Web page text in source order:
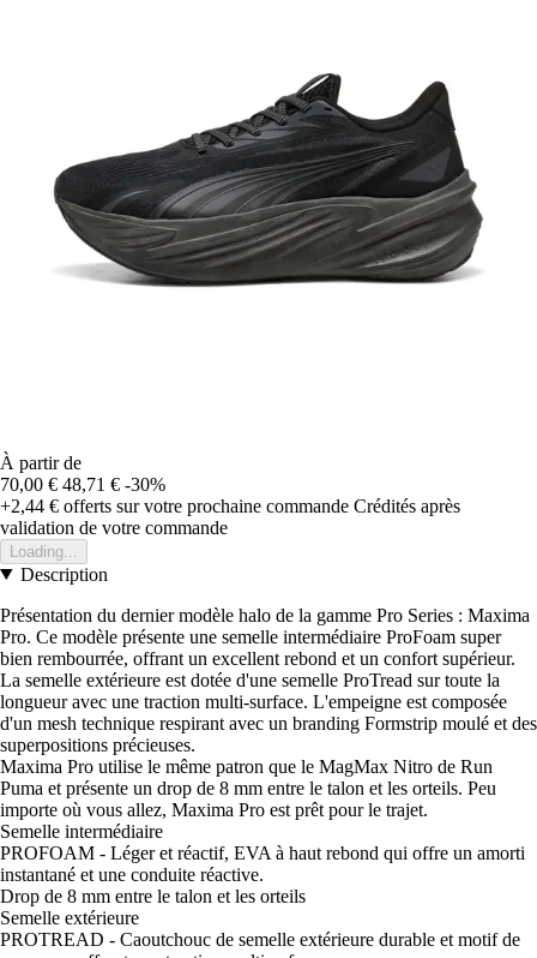
À partir de
70,00 € 48,71 € -30%
+2,44 € offerts sur votre prochaine commande Crédités après
validation de votre commande
Loading...
Description
Présentation du dernier modèle halo de la gamme Pro Series : Maxima
Pro. Ce modèle présente une semelle intermédiaire ProFoam super
bien rembourrée, offrant un excellent rebond et un confort supérieur.
La semelle extérieure est dotée d'une semelle ProTread sur toute la
longueur avec une traction multi-surface. L'empeigne est composée
d'un mesh technique respirant avec un branding Formstrip moulé et des
superpositions précieuses.
Maxima Pro utilise le même patron que le MagMax Nitro de Run
Puma et présente un drop de 8 mm entre le talon et les orteils. Peu
importe où vous allez, Maxima Pro est prêt pour le trajet.
Semelle intermédiaire
PROFOAM - Léger et réactif, EVA à haut rebond qui offre un amorti
instantané et une conduite réactive.
Drop de 8 mm entre le talon et les orteils
Semelle extérieure
PROTREAD - Caoutchouc de semelle extérieure durable et motif de